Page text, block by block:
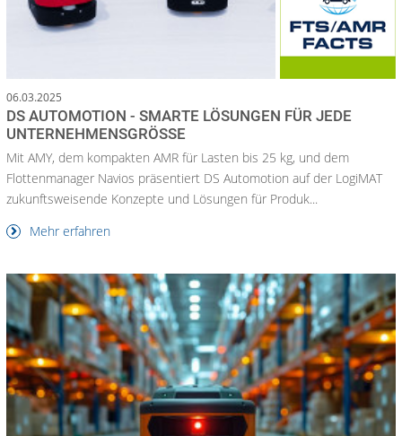
06.03.2025
DS AUTOMOTION - SMARTE LÖSUNGEN FÜR JEDE
UNTERNEHMENSGRÖSSE
Mit AMY, dem kompakten AMR für Lasten bis 25 kg, und dem
Flottenmanager Navios präsentiert DS Automotion auf der LogiMAT
zukunftsweisende Konzepte und Lösungen für Produk...
Mehr erfahren